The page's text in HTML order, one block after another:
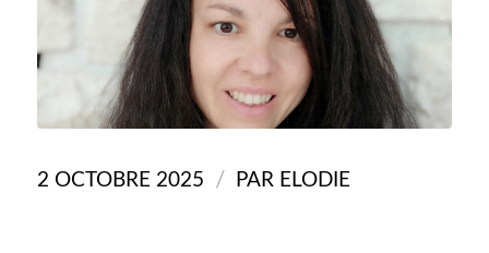
2 OCTOBRE 2025 / PAR ELODIE